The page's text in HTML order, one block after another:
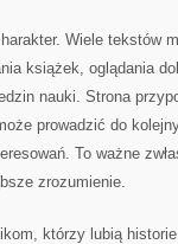
Wiele tekstów
książek, oglądania
nauki. Strona
prowadzić do
To ważne
zrozumienie.
którzy lubią